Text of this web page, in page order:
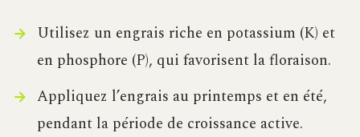
Utilisez un engrais riche en potassium (K) et
en phosphore (P), qui favorisent la floraison.
Appliquez l’engrais au printemps et en été,
pendant la période de croissance active.